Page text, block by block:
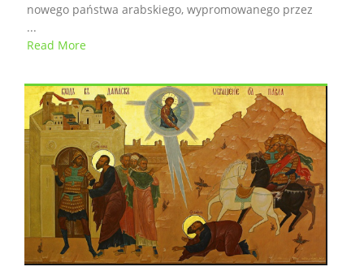
nowego państwa arabskiego, wypromowanego przez
...
Read More